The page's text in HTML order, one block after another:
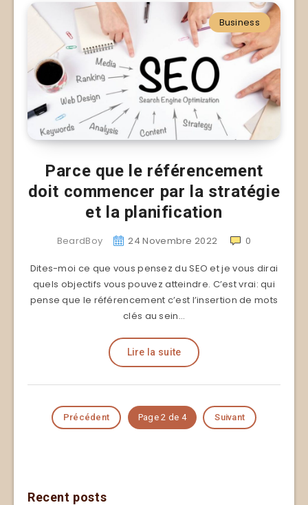
Business
Parce que le référencement
doit commencer par la stratégie
et la planification
BeardBoy 24 Novembre 2022 0
Dites-moi ce que vous pensez du SEO et je vous dirai
quels objectifs vous pouvez atteindre. C’est vrai: qui
pense que le référencement c’est l’insertion de mots
clés au sein…
Lire la suite
Précédent Page 2 de 4 Suivant
Recent posts